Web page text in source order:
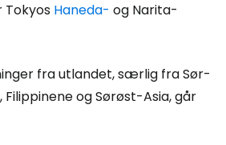
Haneda- og Narita-
fra utlandet, særlig fra Sør-
Filippinene og Sørøst-Asia, går